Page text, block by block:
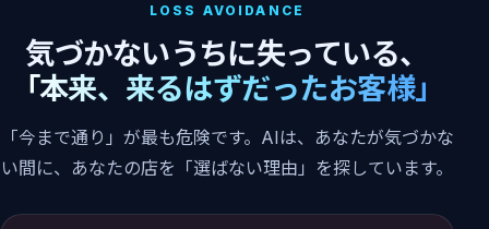
LOSS AVOIDANCE
気づかないうちに失っている、
「本来、来るはずだったお客様」
「今まで通り」が最も危険です。AIは、あなたが気づかな
い間に、あなたの店を「選ばない理由」を探しています。